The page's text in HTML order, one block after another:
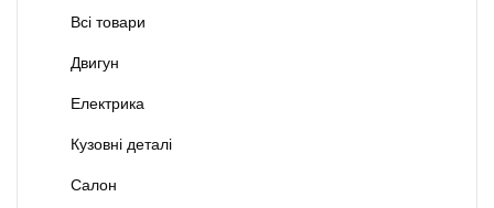
Всі товари
Двигун
Електрика
Кузовні деталі
Салон